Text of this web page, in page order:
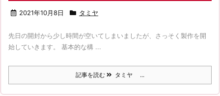
2021年10月8日 タミヤ
先日の開封から少し時間が空いてしまいましたが、さっそく製作を開
始していきます。 基本的な構 ...
記事を読む タミヤ ...